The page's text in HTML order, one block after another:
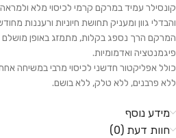
קונסילר עמיד במרקם קרמי לכיסוי מלא
והבדלי גוון ומעניק תחושת חיוניות ורעננות
המרקם הרך נספג בקלות, מתמזג באופן מושלם
פיגמנטציה ואדמומיות.
כולל אפליקטור חדשני לכיסוי מרבי במשיחה
ללא פרבנים, ללא טלק, ללא בושם.
מידע נוסף
חוות דעת (0)